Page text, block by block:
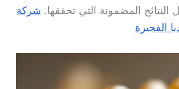
المضمونة التي تحققها. شركة
الفجيرة